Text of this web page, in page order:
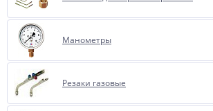
Манометры
Резаки газовые